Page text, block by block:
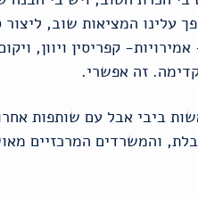
עלינו המציאות שוב,
קפריסין ויוון,
זה אפשרי.
ביבי אבל עם שותפות
והמשרדים המרכזיים